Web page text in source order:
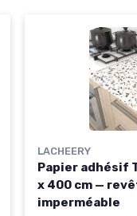
LACHEERY
Papier adhésif
x 400 cm —
imperméable